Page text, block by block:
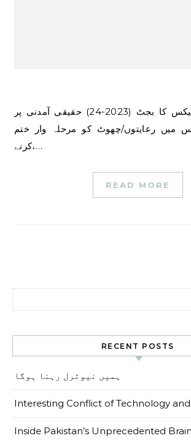
میں رعایتوں/چھوٹ کو مرحلہ وار ختم
کرنے،…
READ MORE
RECENT POSTS
ہمیں نیوٹرل رہنا ہوگا
Interesting Conflict of Technology
Inside Pakistan’s Unprecedented